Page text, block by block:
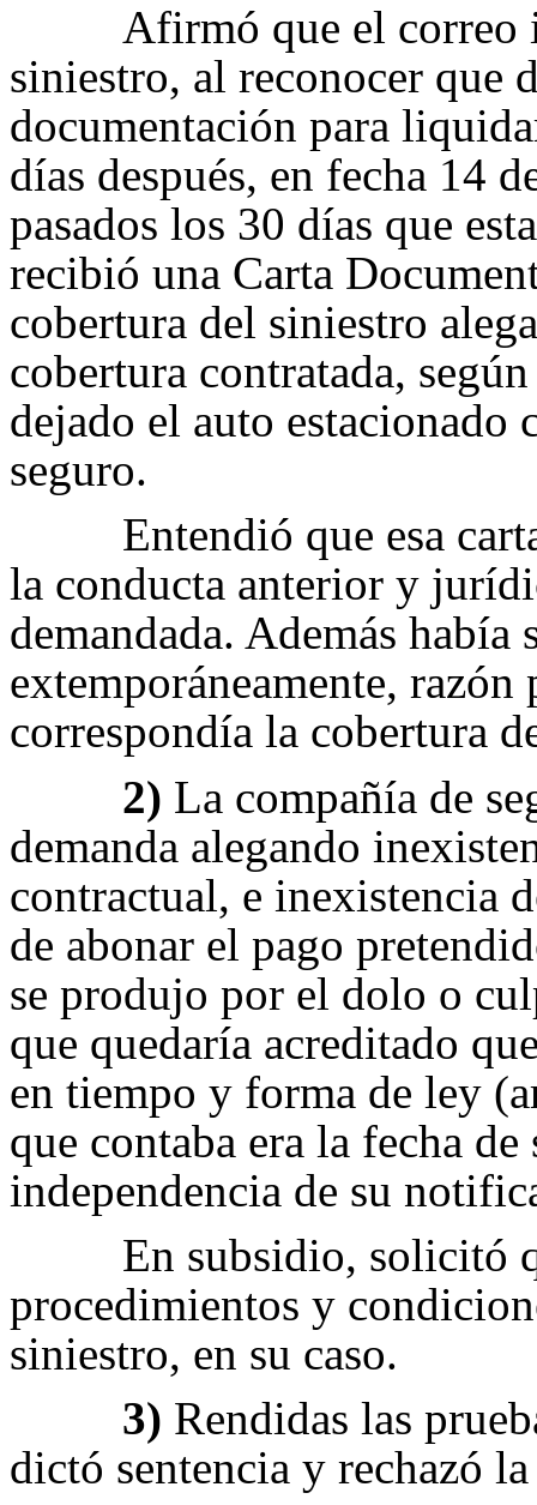
Afirmó que el correo
siniestro, al reconocer que
documentación para
días después, en fecha 14
pasados los 30 días que
recibió una Carta
cobertura del siniestro
cobertura contratada,
dejado el auto estacionado
seguro.
Entendió que esa
la conducta anterior y
demandada. Además
extemporáneamente,
correspondía la cobertura
2) La compañía de
demanda alegando
contractual, e inexistencia
de abonar el pago
se produjo por el dolo o
que quedaría acreditado
en tiempo y forma de ley
que contaba era la fecha
independencia de su
En subsidio, solicitó
procedimientos y
siniestro, en su caso.
3) Rendidas las
dictó sentencia y rechazó